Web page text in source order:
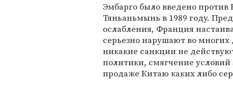
Эмбарго было введено
Тяньаньмынь в 1989 году.
ослабления, Франция
серьезно нарушают во
никакие санкции не
политики, смягчение
продаже Китаю каких либо